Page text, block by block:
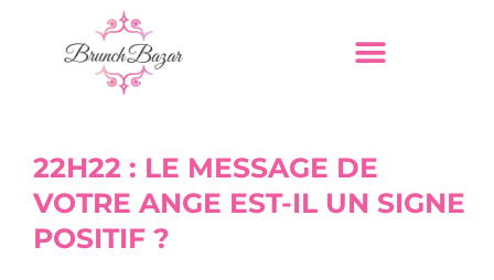
22H22 : LE MESSAGE DE
VOTRE ANGE EST-IL UN SIGNE
POSITIF ?